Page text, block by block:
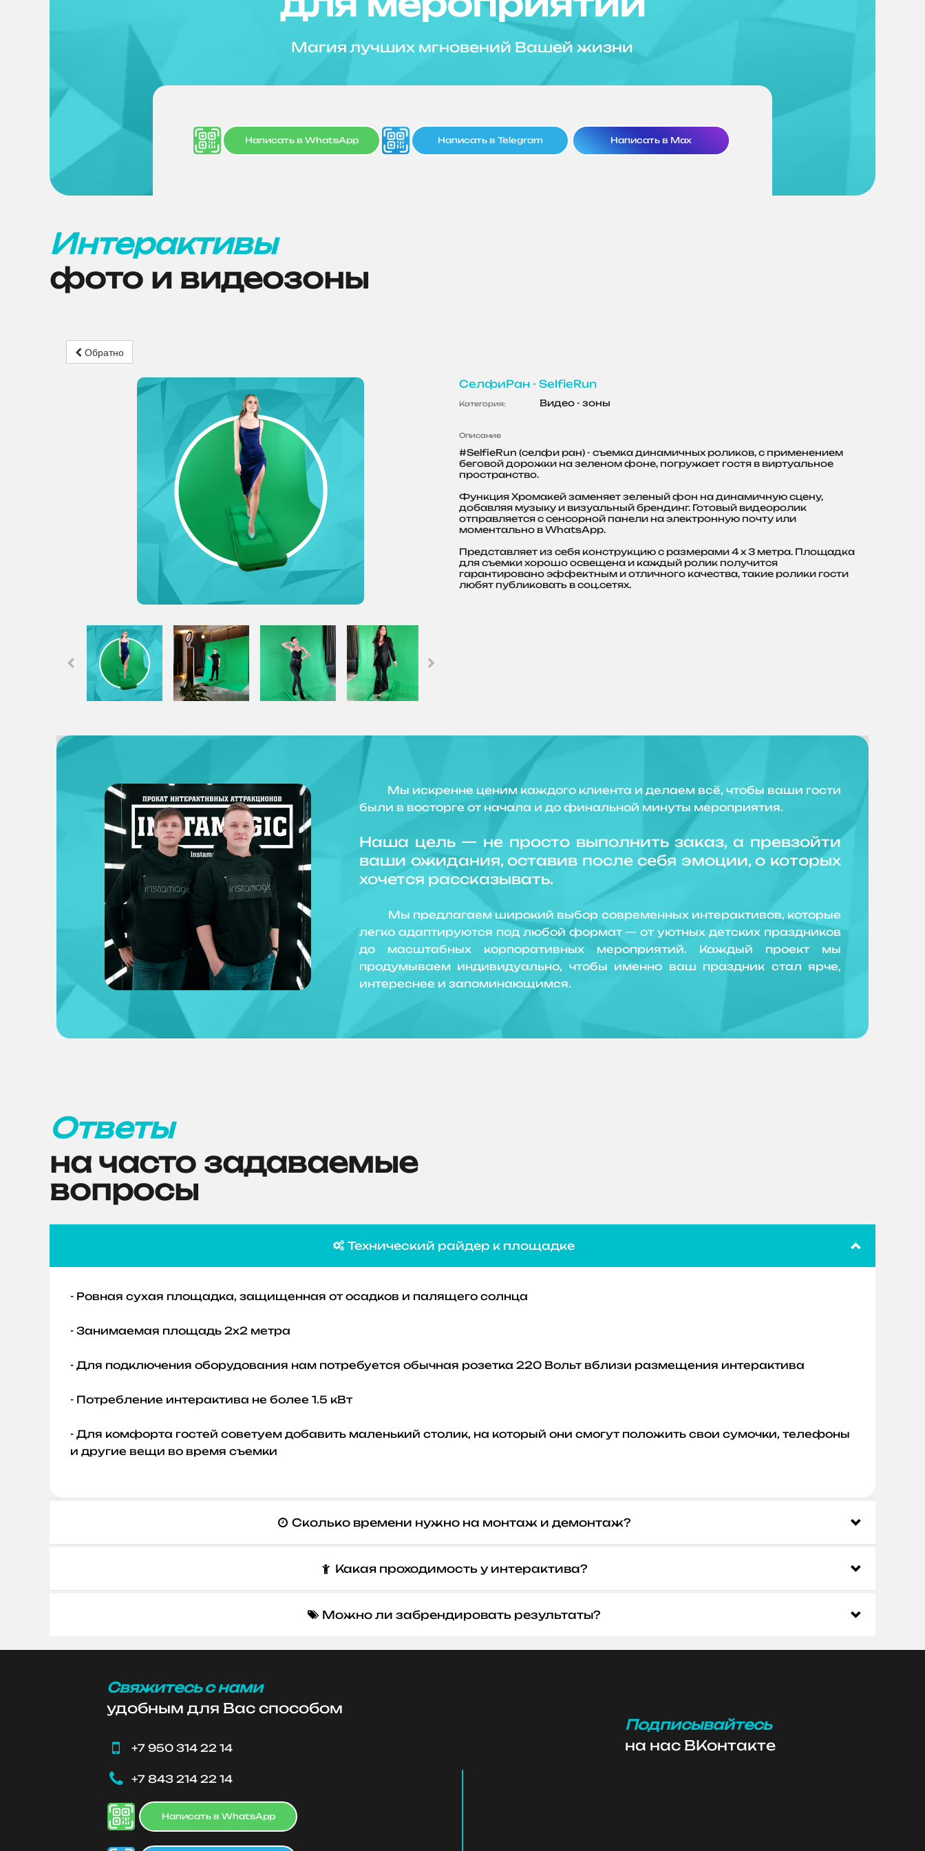
Магия лучших мгновений Вашей жизни
Написать в WhatsApp Написать в Telegram Написать в Max
Интерактивы
фото и видеозоны
Обратно
СелфиРан - SelfieRun
Категория: Видео - зоны
Описание
#SelfieRun (селфи ран) - съемка динамичных роликов, с применением
беговой дорожки на зеленом фоне, погружает гостя в виртуальное
пространство.
Функция Хромакей заменяет зеленый фон на динамичную сцену,
добавляя музыку и визуальный брендинг. Готовый видеоролик
отправляется с сенсорной панели на электронную почту или
моментально в WhatsApp.
Представляет из себя конструкцию с размерами 4 х 3 метра. Площадка
для съемки хорошо освещена и каждый ролик получится
гарантировано эффектным и отличного качества, такие ролики гости
любят публиковать в соц.сетях.
Мы искренне ценим каждого клиента и делаем всё, чтобы ваши гости
были в восторге от начала и до финальной минуты мероприятия.
Наша цель — не просто выполнить заказ, а превзойти
ваши ожидания, оставив после себя эмоции, о которых
хочется рассказывать.
Мы предлагаем широкий выбор современных интерактивов, которые
легко адаптируются под любой формат — от уютных детских праздников
до масштабных корпоративных мероприятий. Каждый проект мы
продумываем индивидуально, чтобы именно ваш праздник стал ярче,
интереснее и запоминающимся.
Ответы
на часто задаваемые
вопросы
 Технический райдер к площадке
- Ровная сухая площадка, защищенная от осадков и палящего солнца
- Занимаемая площадь 2х2 метра
- Для подключения оборудования нам потребуется обычная розетка 220 Вольт вблизи размещения интерактива
- Потребление интерактива не более 1.5 кВт
- Для комфорта гостей советуем добавить маленький столик, на который они смогут положить свои сумочки, телефоны
и другие вещи во время съемки
 Сколько времени нужно на монтаж и демонтаж?
 Какая проходимость у интерактива?
 Можно ли забрендировать результаты?
Свяжитесь с нами
удобным для Вас способом
 +7 950 314 22 14
 +7 843 214 22 14
Написать в WhatsApp
Подписывайтесь
на нас ВКонтакте